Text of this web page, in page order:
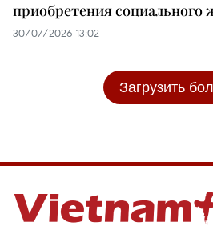
приобретения социального
30/07/2026 13:02
Загрузить